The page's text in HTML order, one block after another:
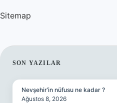
Sitemap
SIDEBAR
SON YAZILAR
Nevşehir’in nüfusu ne kadar ?
Ağustos 8, 2026